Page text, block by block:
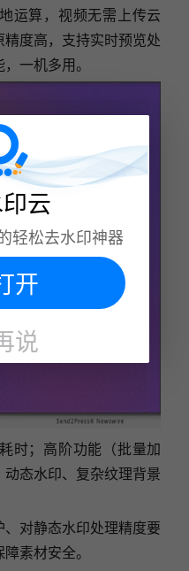
运算，视频无需上传云
度高，支持实时预览处
一机多用。
时；高阶功能（批量加
态水印、复杂纹理背景
对静态水印处理精度要
素材安全。
云
轻松去水印神器
开
说